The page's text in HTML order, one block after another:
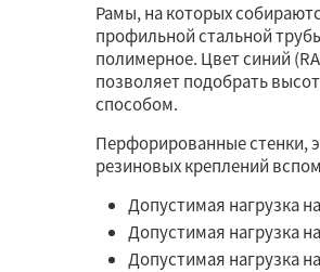
Рамы, на которых
профильной стальной
полимерное. Цвет синий
позволяет подобрать
способом.
Перфорированные стенки,
резиновых креплений
Допустимая нагрузка
Допустимая нагрузка
Допустимая нагрузка